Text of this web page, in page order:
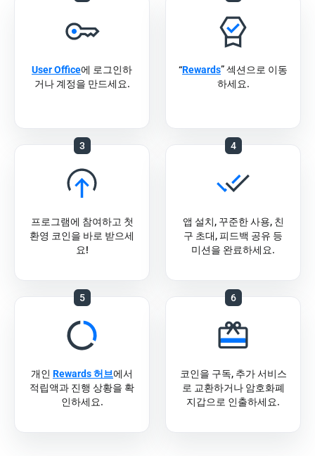
User Office에 로그인하
거나 계정을 만드세요.
“Rewards” 섹션으로 이동
하세요.
3
프로그램에 참여하고 첫
환영 코인을 바로 받으세
요!
4
앱 설치, 꾸준한 사용, 친
구 초대, 피드백 공유 등
미션을 완료하세요.
5
개인 Rewards 허브에서
적립액과 진행 상황을 확
인하세요.
6
코인을 구독, 추가 서비스
로 교환하거나 암호화폐
지갑으로 인출하세요.